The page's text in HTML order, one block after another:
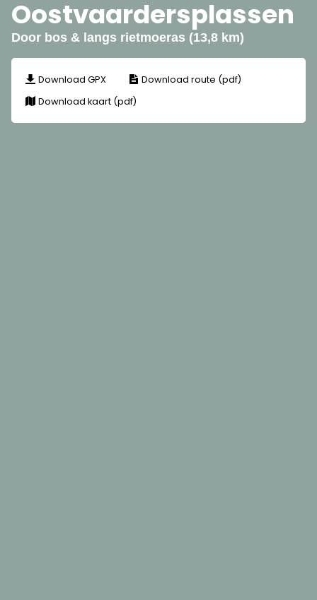
Oostvaardersplassen
Door bos & langs rietmoeras (13,8 km)
Download GPX
Download route (pdf)
Download kaart (pdf)